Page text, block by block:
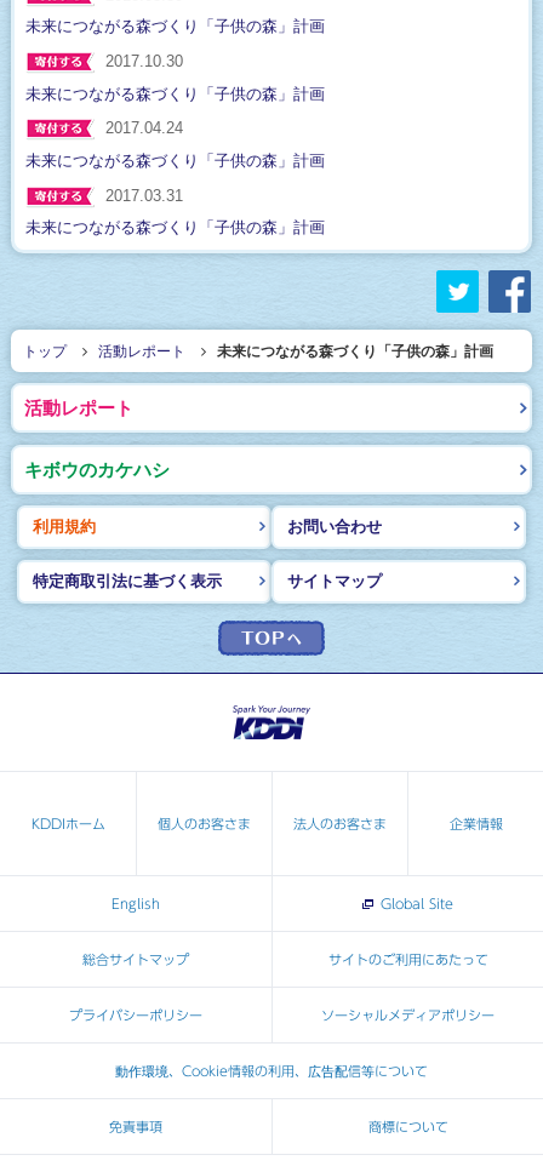
未来につながる森づくり「子供の森」計画
2017.10.30
未来につながる森づくり「子供の森」計画
2017.04.24
未来につながる森づくり「子供の森」計画
2017.03.31
未来につながる森づくり「子供の森」計画
twitter
トップ 活動レポート 未来につながる森づくり「子供の森」計画
活動レポート
キボウのカケハシ
利用規約 お問い合わせ
特定商取引法に基づく表示 サイトマップ
KDDIホーム 個人のお客さま 法人のお客さま 企業情報
English Global Site
総合サイトマップ サイトのご利用にあたって
プライバシーポリシー ソーシャルメディアポリシー
動作環境、Cookie情報の利用、広告配信等について
免責事項 商標について